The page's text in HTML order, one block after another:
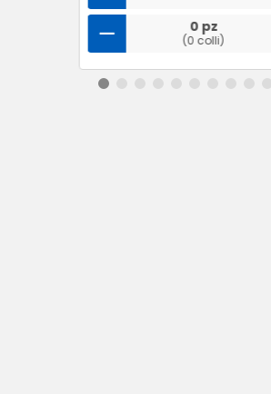
0 pz
(0 colli)